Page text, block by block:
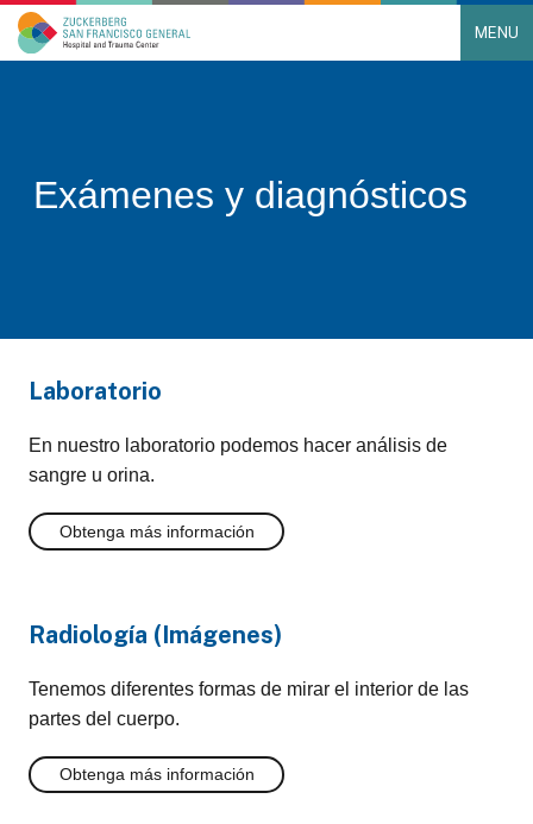
Main Navigation MENU
Exámenes y diagnósticos
Laboratorio
En nuestro laboratorio podemos hacer análisis de
sangre u orina.
Obtenga más información
Radiología (Imágenes)
Tenemos diferentes formas de mirar el interior de las
partes del cuerpo.
Obtenga más información